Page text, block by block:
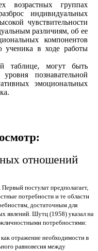
группах
индивидуальных
чувствительности
различиям, об ее
компонентов
ученика в ходе работы
таблице, могут быть
познавательной
эмоциональных
отношений
. Первый постулат предполагает,
потребности и те области
достаточным для
явлений. Шутц (1958) указал на
потребностями:
отражение необходимости в
равновесия между